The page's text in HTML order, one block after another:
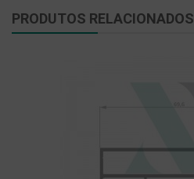
PRODUTOS RELACIONADOS